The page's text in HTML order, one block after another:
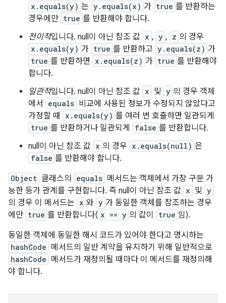
x.equals(y) 는 y.equals(x) 가 true 를 반환하는
경우에만 true 를 반환해야 합니다.
전이적입니다. null이 아닌 참조 값 x , y , z 의 경우
x.equals(y) 가 true 를 반환하고 y.equals(z) 가
true 를 반환하면 x.equals(z) 가 true 를 반환해야
합니다.
일관적입니다. null이 아닌 참조 값 x 및 y 의 경우 객체
에서
equals 비교에 사용된 정보가 수정되지 않았다고
가정할 때
x.equals(y) 를 여러 번 호출하면 일관되게
true 를 반환하거나 일관되게 false 를 반환합니다.
null이 아닌 참조 값 x 의 경우 x.equals(null) 은
false 를 반환해야 합니다.
Object 클래스의 equals 메서드는 객체에서 가장 구분 가
능한 등가 관계를 구현합니다. 즉 null이 아닌 참조 값 x 및 y
의 경우 이 메서드는 x 와 y 가 동일한 객체를 참조하는 경우
에만 true 를 반환합니다( x == y 의 값이 true 임).
동일한 객체에 동일한 해시 코드가 있어야 한다고 명시하는
hashCode 메서드의 일반 계약을 유지하기 위해 일반적으로
hashCode 메서드가 재정의될 때마다 이 메서드를 재정의해
야 합니다.